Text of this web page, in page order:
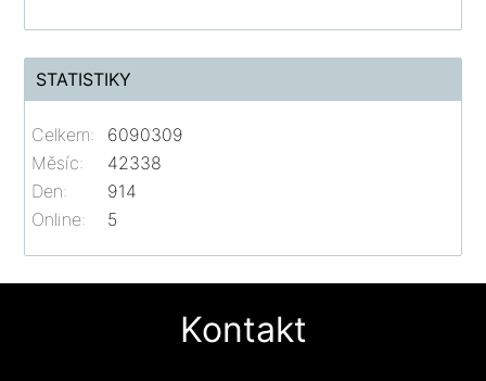
STATISTIKY
Online: 5
Celkem:
6090309
Měsíc:
42338
Den:
914
Kontakt